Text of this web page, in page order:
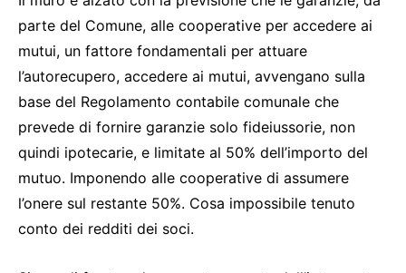
parte del Comune, alle cooperative per accedere ai
mutui, un fattore fondamentali per attuare
l’autorecupero, accedere ai mutui, avvengano sulla
base del Regolamento contabile comunale che
prevede di fornire garanzie solo fideiussorie, non
quindi ipotecarie, e limitate al 50% dell’importo del
mutuo. Imponendo alle cooperative di assumere
l’onere sul restante 50%. Cosa impossibile tenuto
conto dei redditi dei soci.